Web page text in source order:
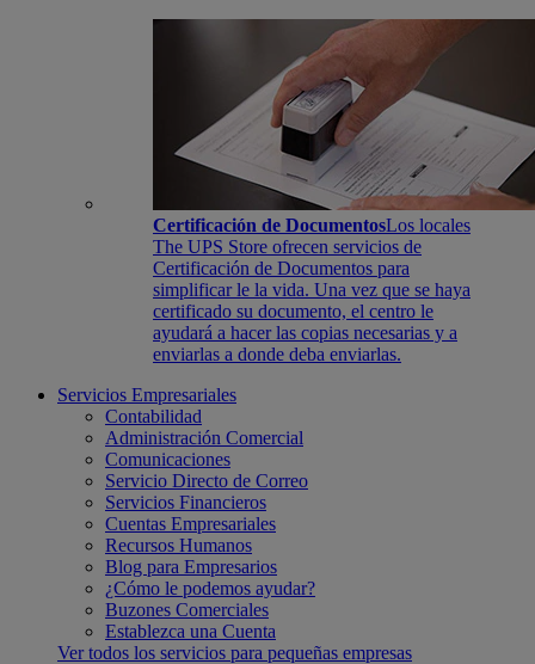
Certificación de DocumentosLos locales
The UPS Store ofrecen servicios de
Certificación de Documentos para
simplificar le la vida. Una vez que se haya
certificado su documento, el centro le
ayudará a hacer las copias necesarias y a
enviarlas a donde deba enviarlas.
Servicios Empresariales
Contabilidad
Administración Comercial
Comunicaciones
Servicio Directo de Correo
Servicios Financieros
Cuentas Empresariales
Recursos Humanos
Blog para Empresarios
¿Cómo le podemos ayudar?
Buzones Comerciales
Establezca una Cuenta
Ver todos los servicios para pequeñas empresas